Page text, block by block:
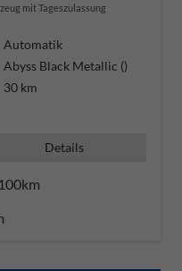
mit Tageszulassung
Automatik
Abyss Black Metallic ()
30 km
Details